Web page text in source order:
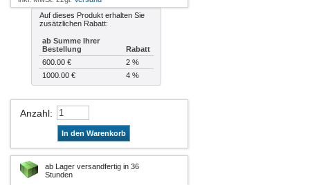
Auf dieses Produkt erhalten Sie
zusätzlichen Rabatt:
ab Summe Ihrer
Bestellung
Rabatt
600.00 €
2 %
1000.00 €
4 %
Anzahl:
In den Warenkorb
ab Lager versandfertig in 36
Stunden